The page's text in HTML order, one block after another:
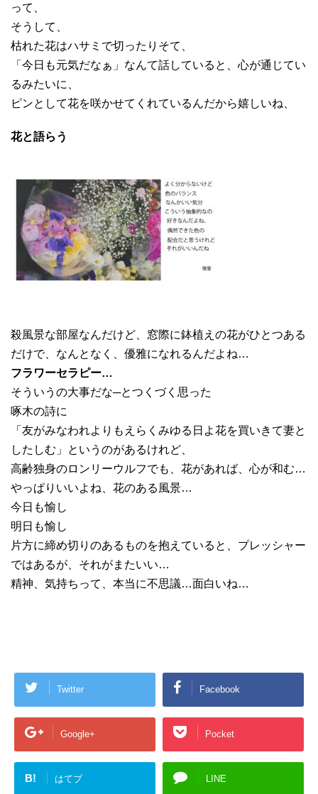
って、
そうして、
枯れた花はハサミで切ったりそて、
「今日も元気だなぁ」なんて話していると、心が通じてい
るみたいに、
ピンとして花を咲かせてくれているんだから嬉しいね、
花と語らう
殺風景な部屋なんだけど、窓際に鉢植えの花がひとつある
だけで、なんとなく、優雅になれるんだよね…
フラワーセラピー…
そういうの大事だな─とつくづく思った
啄木の詩に
「友がみなわれよりもえらくみゆる日よ花を買いきて妻と
したしむ」というのがあるけれど、
高齢独身のロンリーウルフでも、花があれば、心が和む…
やっぱりいいよね、花のある風景…
今日も愉し
明日も愉し
片方に締め切りのあるものを抱えていると、プレッシャー
ではあるが、それがまたいい…
精神、気持ちって、本当に不思議…面白いね…
Twitter Facebook
Google+ Pocket
B! はてブ LINE